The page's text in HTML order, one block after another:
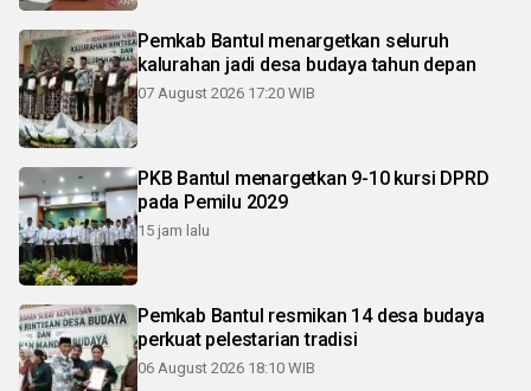
Pemkab Bantul menargetkan seluruh
kalurahan jadi desa budaya tahun depan
07 August 2026 17:20 WIB
PKB Bantul menargetkan 9-10 kursi DPRD
pada Pemilu 2029
15 jam lalu
Pemkab Bantul resmikan 14 desa budaya
perkuat pelestarian tradisi
06 August 2026 18:10 WIB